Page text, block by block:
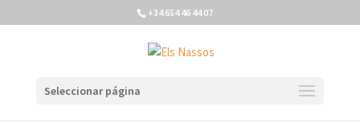
+34 654 46 44 07
Seleccionar página